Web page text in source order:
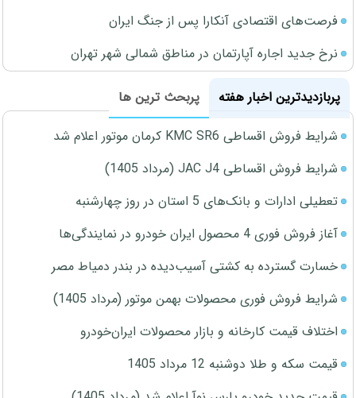
فرصت‌های اقتصادی آنکارا پس از جنگ ایران
نرخ جدید اجاره آپارتمان در مناطق شمالی شهر تهران
پربازدیدترین اخبار هفته
پربحث ترین ها
شرایط فروش اقساطی KMC SR6 کرمان موتور اعلام شد
شرایط فروش اقساطی JAC J4 (مرداد 1405)
تعطیلی ادارات و بانک‌های 5 استان در روز چهارشنبه
آغاز فروش فوری 4 محصول ایران خودرو در نمایندگی‌ها
خسارت گسترده به کشتی آسیب‌دیده در بندر دمیاط مصر
شرایط فروش فوری محصولات بهمن موتور (مرداد 1405)
اختلاف قیمت کارخانه و بازار محصولات ایران‌خودرو
قیمت سکه و طلا دوشنبه 12 مرداد 1405